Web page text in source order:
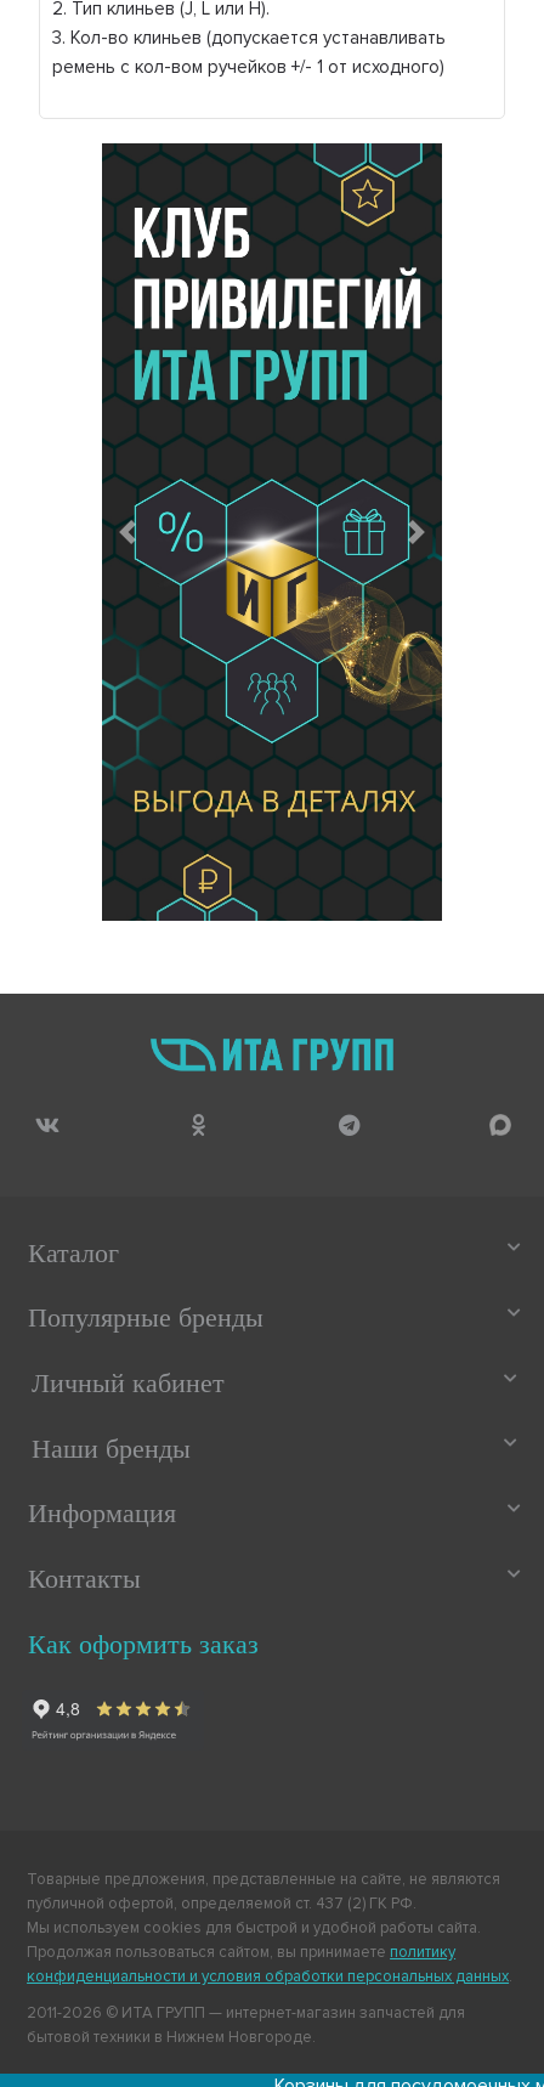
2. Тип клиньев (J, L или H).
3. Кол-во клиньев (допускается устанавливать
ремень с кол-вом ручейков +/- 1 от исходного)
Предыдущий Следующий
Каталог
Популярные бренды
Личный кабинет
Наши бренды
Информация
Контакты
Как оформить заказ
Товарные предложения, представленные на сайте, не являются
публичной офертой, определяемой ст. 437 (2) ГК РФ.
Мы используем cookies для быстрой и удобной работы сайта.
Продолжая пользоваться сайтом, вы принимаете политику
конфиденциальности и условия обработки персональных данных.
2011-2026 © ИТА ГРУПП — интернет-магазин запчастей для
бытовой техники в Нижнем Новгороде.